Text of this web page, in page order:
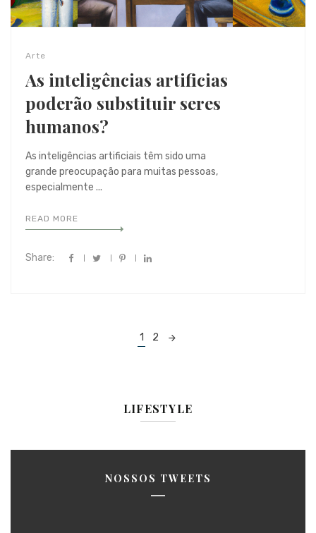
Arte
As inteligências artificias
poderão substituir seres
humanos?
As inteligências artificiais têm sido uma
grande preocupação para muitas pessoas,
especialmente ...
READ MORE
Share:
1 2
LIFESTYLE
NOSSOS TWEETS